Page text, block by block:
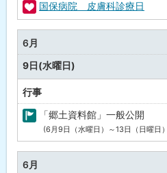
福
祉
・
健
康
国保病院 皮膚科診療日
6月
9日(水曜日)
行事
行
「郷土資料館」一般公開
(6月9日（水曜日）～13日（日曜
6月